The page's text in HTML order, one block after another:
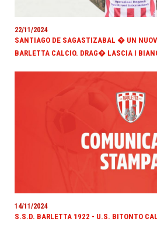
22/11/2024
SANTIAGO DE SAGASTIZABAL � UN
BARLETTA CALCIO. DRAG� LASCIA I
14/11/2024
S.S.D. BARLETTA 1922 - U.S. BITONTO